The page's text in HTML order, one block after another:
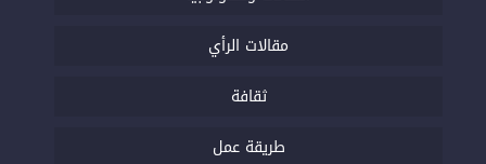
مقالات الرأي
ثقافة
طريقة عمل